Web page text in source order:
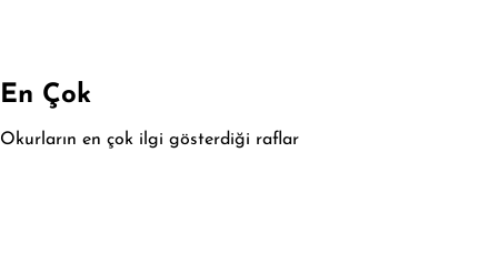
En Çok
Okurların en çok ilgi gösterdiği raflar